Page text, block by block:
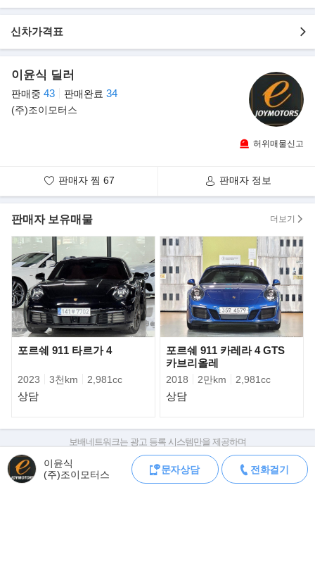
- 현금차량
- 완전무사고
- GT실버바디+레드시트
- 깔끔하게 관리된 실내/외
- 제로백 2.7초 662마력 6기통 드라이빙 머신
신차가격표
이윤식 딜러
판매중 43 판매완료 34
(주)조이모터스
허위매물신고
판매자 찜 67 판매자 정보
판매자 보유매물 더보기
포르쉐 911 타르가 4
2023 3천km 2,981cc
상담
포르쉐 911 카레라 4 GTS
카브리올레
2018 2만km 2,981cc
상담
이윤식
(주)조이모터스
문자상담 전화걸기
보배네트워크는 광고 등록 시스템만을 제공하며
판매자가 직접 등록한 내용에 대한 모든 책임은 판매자에게 있습니다.
차량 구매 시 차량등록증, 성능점검기록부, 실제 차량 상태,
차대번호 조회로 직접 정보를 확인하세요.